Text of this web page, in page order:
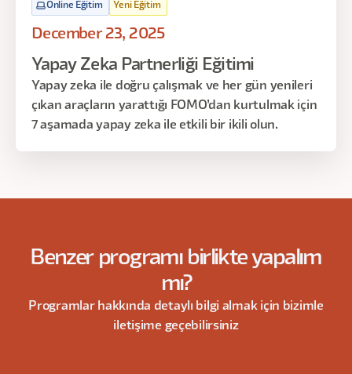
Online Eğitim Yeni Eğitim
December 23, 2025
Yapay Zeka Partnerliği Eğitimi
Yapay zeka ile doğru çalışmak ve her gün yenileri
çıkan araçların yarattığı FOMO’dan kurtulmak için
7 aşamada yapay zeka ile etkili bir ikili olun.
Benzer programı birlikte yapalım
mı?
Programlar hakkında detaylı bilgi almak için bizimle
iletişime geçebilirsiniz